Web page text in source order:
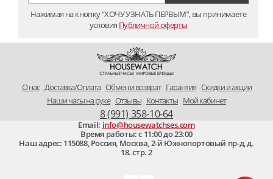
Нажимая на кнопку “ХОЧУ УЗНАТЬ ПЕРВЫМ”, вы принимаете
условия Публичной оферты
O нас Доставка/Оплата Обмен и возврат Гарантия Скидки и акции
Наши часы на руке Отзывы Контакты Мой кабинет
8 (991) 358-10-64
Email: info@housewatchses.com
Время работы: c 11:00 до 23:00
Наш адрес: 115088, Россия, Москва 2-й Южнопортовый пр-д, д.
18. стр. 2